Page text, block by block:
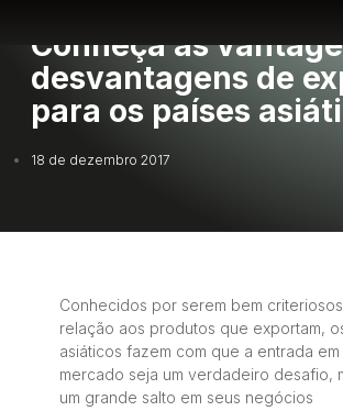
Conheça as
desvantagens de
para os países
18 de dezembro 2017
Conhecidos por serem bem
relação aos produtos que exportam,
asiáticos fazem com que a entrada em
mercado seja um verdadeiro desafio,
um grande salto em seus negócios